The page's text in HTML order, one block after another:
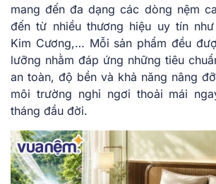
mang đến đa dạng các dòng nệm
đến từ nhiều thương hiệu uy tín
Kim Cương,… Mỗi sản phẩm đều
lưỡng nhằm đáp ứng những tiêu
an toàn, độ bền và khả năng nâng
môi trường nghỉ ngơi thoải mái
tháng đầu đời.